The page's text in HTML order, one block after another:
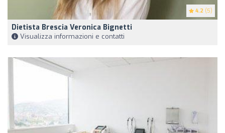
4.2 (5)
Dietista Brescia Veronica Bignetti
Visualizza informazioni e contatti